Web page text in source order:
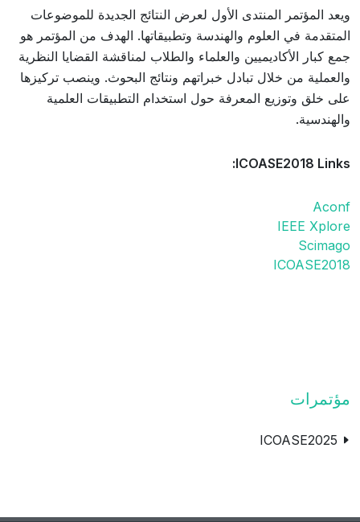
ويعد المؤتمر المنتدى الأول لعرض النتائج الجديدة للموضوعات
المتقدمة في العلوم والهندسة وتطبيقاتها. الهدف من المؤتمر هو
جمع كبار الأكاديميين والعلماء والطلاب لمناقشة القضايا النظرية
والعملية من خلال تبادل خبراتهم ونتائج البحوث. وينصب تركيزها
على خلق وتوزيع المعرفة حول استخدام التطبيقات العلمية
والهندسية.
ICOASE2018 Links:
Aconf
IEEE Xplore
Scimago
ICOASE2018
مؤتمرات
ICOASE2025